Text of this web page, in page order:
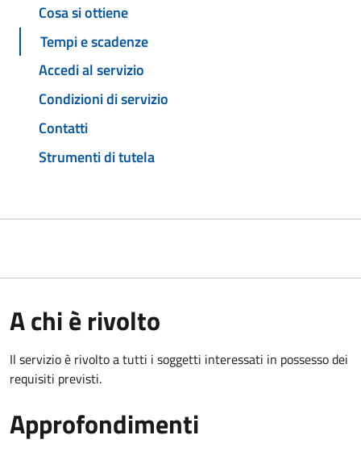
Cosa si ottiene
Tempi e scadenze
Accedi al servizio
Condizioni di servizio
Contatti
Strumenti di tutela
A chi è rivolto
Il servizio è rivolto a tutti i soggetti interessati in possesso dei
requisiti previsti.
Approfondimenti